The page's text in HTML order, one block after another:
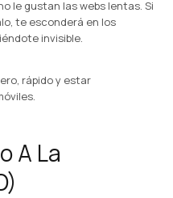
le gustan las webs lentas. Si
te esconderá en los
invisible.
rápido y estar
A La